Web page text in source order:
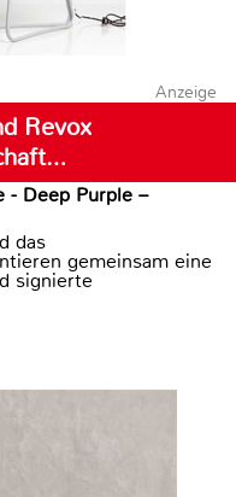
Anzeige
Revox
- Deep Purple –
das
gemeinsam eine
signierte